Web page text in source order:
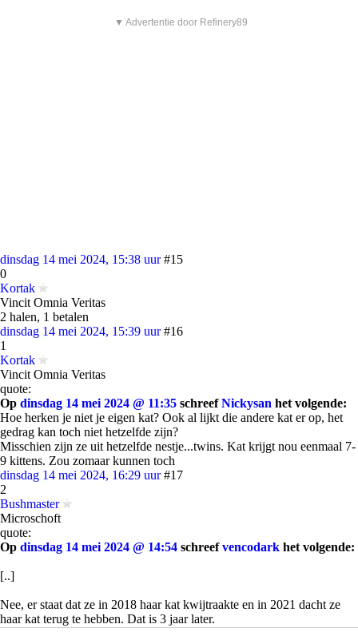
▼ Advertentie door Refinery89
dinsdag 14 mei 2024, 15:38 uur #15
0
Kortak
Vincit Omnia Veritas
2 halen, 1 betalen
dinsdag 14 mei 2024, 15:39 uur #16
1
Kortak
Vincit Omnia Veritas
quote:
Op dinsdag 14 mei 2024 @ 11:35 schreefNickysan het volgende:
Hoe herken je niet je eigen kat? Ook al lijkt die andere kat er op, het
gedrag kan toch niet hetzelfde zijn?
Misschien zijn ze uit hetzelfde nestje...twins. Kat krijgt nou eenmaal 7-
9 kittens. Zou zomaar kunnen toch
dinsdag 14 mei 2024, 16:29 uur #17
2
Bushmaster
Microschoft
quote:
Op dinsdag 14 mei 2024 @ 14:54 schreefvencodark het volgende:
[..]
Nee, er staat dat ze in 2018 haar kat kwijtraakte en in 2021 dacht ze
haar kat terug te hebben. Dat is 3 jaar later.